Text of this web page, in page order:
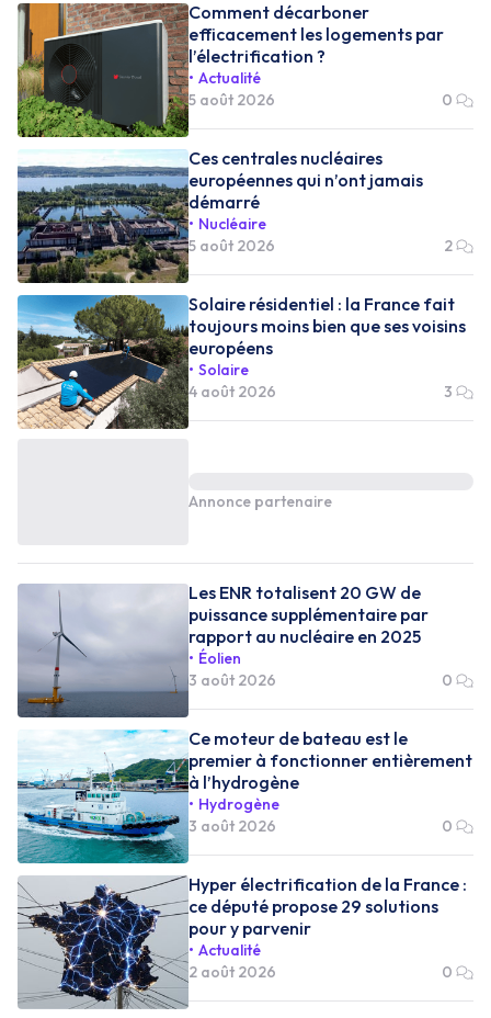
Comment décarboner
efficacement les logements par
l’électrification ?
Actualité
5 août 2026
0
Ces centrales nucléaires
européennes qui n’ont jamais
démarré
Nucléaire
5 août 2026
2
Solaire résidentiel : la France fait
toujours moins bien que ses voisins
européens
Solaire
4 août 2026
3
Annonce partenaire
Les ENR totalisent 20 GW de
puissance supplémentaire par
rapport au nucléaire en 2025
Éolien
3 août 2026
0
Ce moteur de bateau est le
premier à fonctionner entièrement
à l’hydrogène
Hydrogène
3 août 2026
0
Hyper électrification de la France :
ce député propose 29 solutions
pour y parvenir
Actualité
2 août 2026
0